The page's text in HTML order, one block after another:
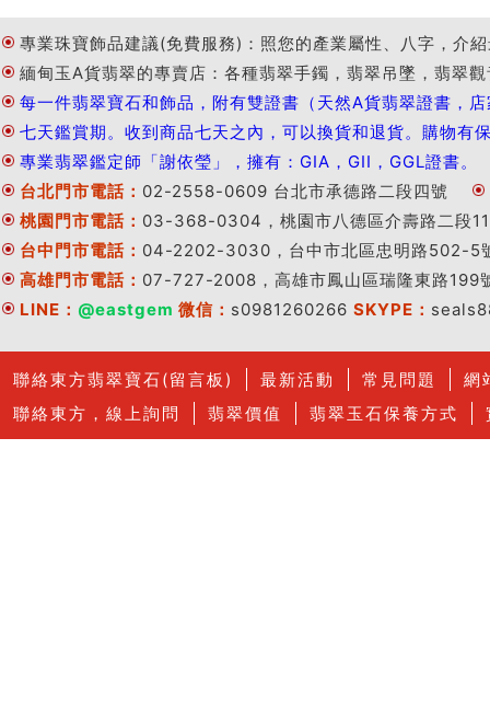
專業珠寶飾品建議(免費服務)：照您的產業屬性、八字，介
緬甸玉A貨翡翠的專賣店：各種翡翠手鐲，翡翠吊墜，翡翠
每一件翡翠寶石和飾品，附有雙證書（天然A貨翡翠證書
七天鑑賞期。收到商品七天之內，可以換貨和退貨。購物有
專業翡翠鑑定師「謝依瑩」，擁有：GIA，GII，GGL證書。
台北門市電話： 02-2558-0609 台北市承德路二段四號
桃園門市電話： 03-368-0304，桃園市八德區介壽路二段
台中門市電話： 04-2202-3030，台中市北區忠明路502-5
高雄門市電話： 07-727-2008，高雄市鳳山區瑞隆東路199
LINE： @eastgem 微信： s0981260266 SKYPE：
聯絡東方翡翠寶石(留言板) 最新活動 常見問題
網
聯絡東方，線上詢問
翡翠價值 翡翠玉石保養方式